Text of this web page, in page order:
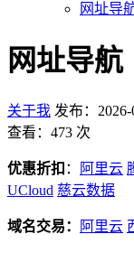
网址导
网址导航
关于我 发布：2026-
查看：473 次
优惠折扣 ： 阿里云
UCloud 慈云数据
域名交易： 阿里云